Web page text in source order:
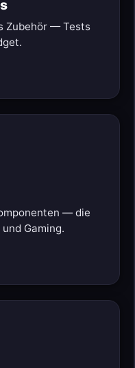
Zubehör — Tests
— die
Gaming.